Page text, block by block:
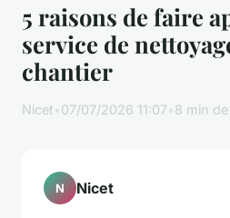
5 raisons de faire
service de
chantier
Nicet•07/07/2026 11:07•8 min
N Nicet